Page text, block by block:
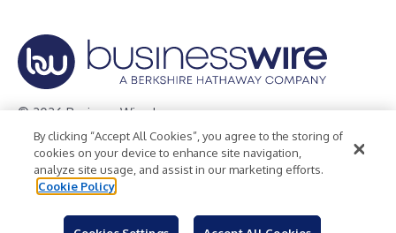
© 2026 Business Wire, Inc.
Privacy Policy Cookie Policy
Accessibility Statement
Terms of Use
Legal
By clicking “Accept All Cookies”, you agree to the storing of
cookies on your device to enhance site navigation,
analyze site usage, and assist in our marketing efforts.
Cookie Policy